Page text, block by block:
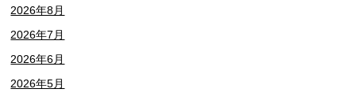
2026年8月
2026年7月
2026年6月
2026年5月